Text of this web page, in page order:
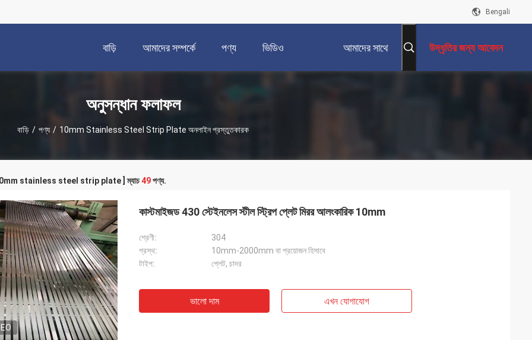
Bengali
বাড়ি আমাদের সম্পর্কে পণ্য ভিডিও আমাদের সাথে উদ্ধৃতির জন্য আবেদন
অনুসন্ধান ফলাফল
বাড়ি / পণ্য / 10mm Stainless Steel Strip Plate অনলাইন প্রস্তুতকারক
10mm stainless steel strip plate ] ম্যাচ49পণ্য.
কাস্টমাইজড 430 স্টেইনলেস স্টীল স্ট্রিপ প্লেট মিরর আলংকারিক 10mm
শ্রেণী:
304
প্রস্থ:
10mm-2000mm বা প্রয়োজন হিসাবে
টাইপ:
প্লেট, চাদর
ভালো দাম এখন যোগাযোগ